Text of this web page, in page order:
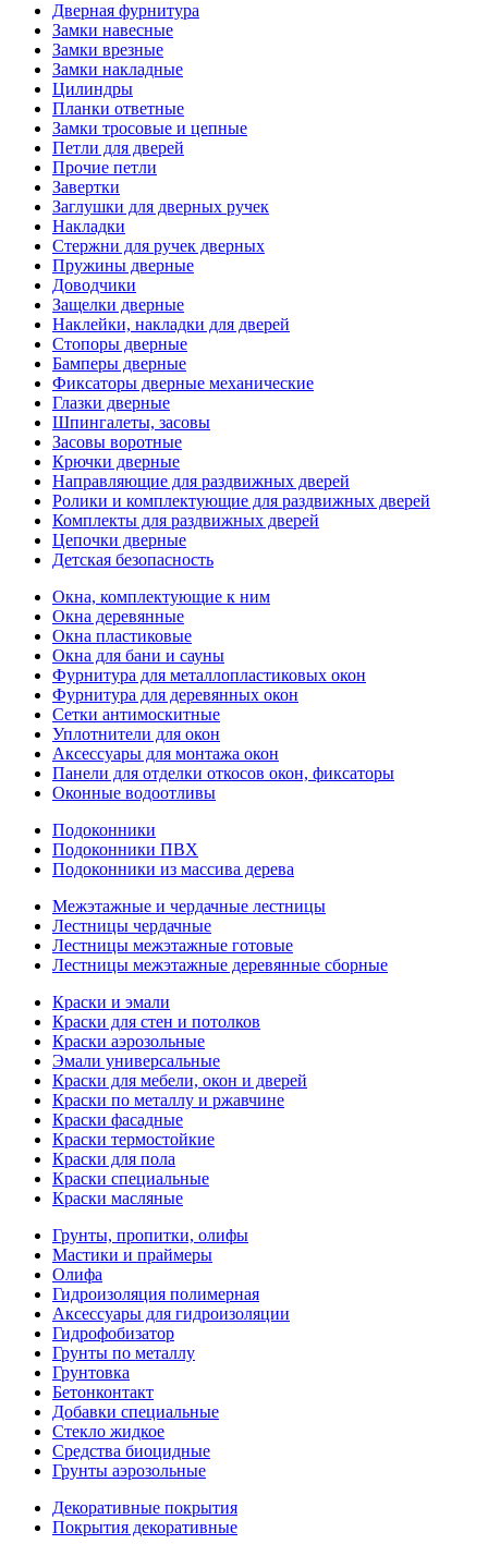
Дверная фурнитура
Замки навесные
Замки врезные
Замки накладные
Цилиндры
Планки ответные
Замки тросовые и цепные
Петли для дверей
Прочие петли
Завертки
Заглушки для дверных ручек
Накладки
Стержни для ручек дверных
Пружины дверные
Доводчики
Защелки дверные
Наклейки, накладки для дверей
Стопоры дверные
Бамперы дверные
Фиксаторы дверные механические
Глазки дверные
Шпингалеты, засовы
Засовы воротные
Крючки дверные
Направляющие для раздвижных дверей
Ролики и комплектующие для раздвижных дверей
Комплекты для раздвижных дверей
Цепочки дверные
Детская безопасность
Окна, комплектующие к ним
Окна деревянные
Окна пластиковые
Окна для бани и сауны
Фурнитура для металлопластиковых окон
Фурнитура для деревянных окон
Сетки антимоскитные
Уплотнители для окон
Аксессуары для монтажа окон
Панели для отделки откосов окон, фиксаторы
Оконные водоотливы
Подоконники
Подоконники ПВХ
Подоконники из массива дерева
Межэтажные и чердачные лестницы
Лестницы чердачные
Лестницы межэтажные готовые
Лестницы межэтажные деревянные сборные
Краски и эмали
Краски для стен и потолков
Краски аэрозольные
Эмали универсальные
Краски для мебели, окон и дверей
Краски по металлу и ржавчине
Краски фасадные
Краски термостойкие
Краски для пола
Краски специальные
Краски масляные
Грунты, пропитки, олифы
Мастики и праймеры
Олифа
Гидроизоляция полимерная
Аксессуары для гидроизоляции
Гидрофобизатор
Грунты по металлу
Грунтовка
Бетонконтакт
Добавки специальные
Стекло жидкое
Средства биоцидные
Грунты аэрозольные
Декоративные покрытия
Покрытия декоративные